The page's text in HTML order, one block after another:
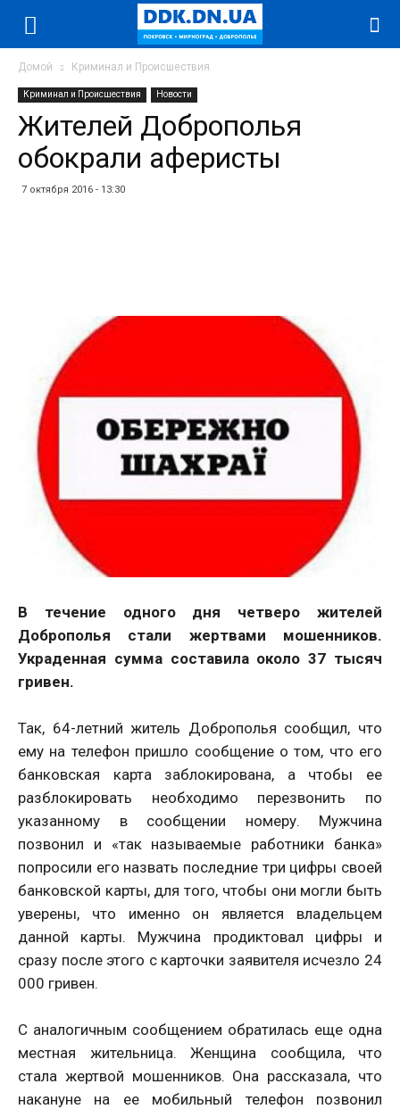
Домой Криминал и Происшествия
Криминал и Происшествия Новости
Жителей Доброполья
обокрали аферисты
7 октября 2016 - 13:30
В течение одного дня четверо жителей
Доброполья стали жертвами мошенников.
Украденная сумма составила около 37 тысяч
гривен.
Так, 64-летний житель Доброполья сообщил, что
ему на телефон пришло сообщение о том, что его
банковская карта заблокирована, а чтобы ее
разблокировать необходимо перезвонить по
указанному в сообщении номеру. Мужчина
позвонил и «так называемые работники банка»
попросили его назвать последние три цифры своей
банковской карты, для того, чтобы они могли быть
уверены, что именно он является владельцем
данной карты. Мужчина продиктовал цифры и
сразу после этого с карточки заявителя исчезло 24
000 гривен.
С аналогичным сообщением обратилась еще одна
местная жительница. Женщина сообщила, что
стала жертвой мошенников. Она рассказала, что
накануне на ее мобильный телефон позвонил